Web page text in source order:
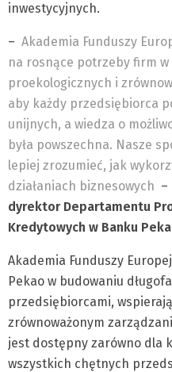
inwestycyjnych.
– Akademia Funduszy
na rosnące potrzeby firm
proekologicznych i
aby każdy przedsiębiorca
unijnych, a wiedza o
była powszechna. Nasze
lepiej zrozumieć, jak
działaniach biznesowych –
dyrektor Departamentu
Kredytowych w Banku
Akademia Funduszy
Pekao w budowaniu
przedsiębiorcami,
zrównoważonym
jest dostępny zarówno dla
wszystkich chętnych